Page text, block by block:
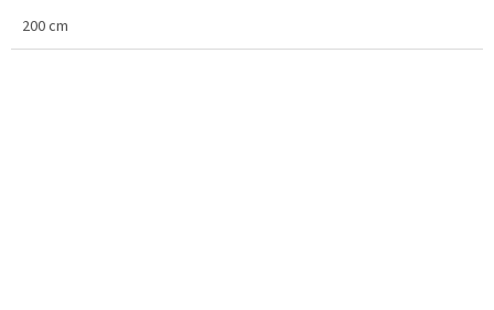
A
200 cm